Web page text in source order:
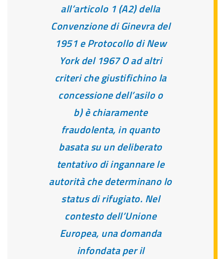
all’articolo 1 (A2) della
Convenzione di Ginevra del
1951 e Protocollo di New
York del 1967 O ad altri
criteri che giustifichino la
concessione dell’asilo o
b) è chiaramente
fraudolenta, in quanto
basata su un deliberato
tentativo di ingannare le
autorità che determinano lo
status di rifugiato. Nel
contesto dell’Unione
Europea, una domanda
infondata per il